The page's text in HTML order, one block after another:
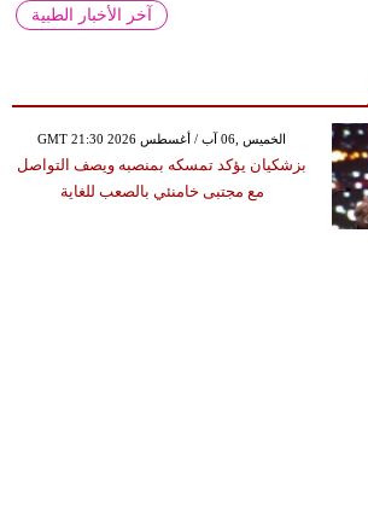
آخر الأخبار الطبية
GMT 21:30 2026 الخميس ,06 آب / أغسطس
بزشكيان يؤكد تمسكه بمنصبه ويصف التواصل
مع مجتبى خامنئي بالصعب للغاية